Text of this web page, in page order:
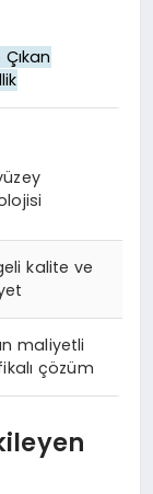
kalite ve
maliyetli
çözüm